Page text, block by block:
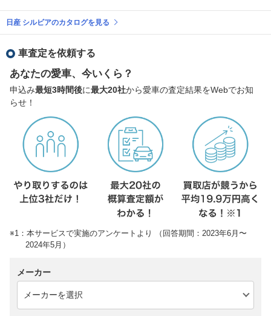
日産 シルビアのカタログを見る
車査定を依頼する
あなたの愛車、今いくら？
申込み最短3時間後に最大20社から愛車の査定結果をWebでお知
らせ！
※1：本サービスで実施のアンケートより （回答期間：2023年6月〜
2024年5月）
メーカー